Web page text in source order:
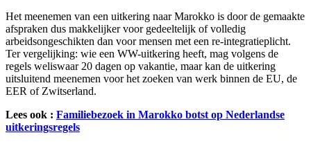
Het meenemen van een uitkering naar Marokko is door de gemaakte
afspraken dus makkelijker voor gedeeltelijk of volledig
arbeidsongeschikten dan voor mensen met een re-integratieplicht.
Ter vergelijking: wie een WW-uitkering heeft, mag volgens de
regels weliswaar 20 dagen op vakantie, maar kan de uitkering
uitsluitend meenemen voor het zoeken van werk binnen de EU, de
EER of Zwitserland.
Lees ook : Familiebezoek in Marokko botst op Nederlandse
uitkeringsregels